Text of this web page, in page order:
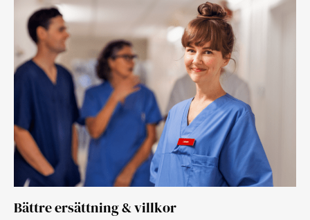
Bättre ersättning & villkor